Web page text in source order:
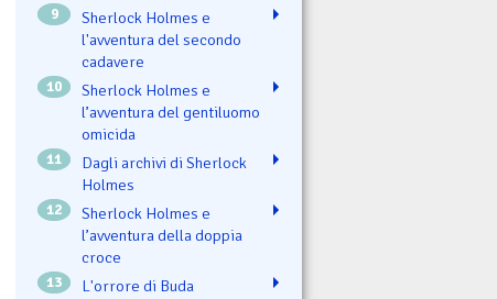
9
Sherlock Holmes e
l'avventura del secondo
cadavere
10
Sherlock Holmes e
l’avventura del gentiluomo
omicida
11
Dagli archivi di Sherlock
Holmes
12
Sherlock Holmes e
l’avventura della doppia
croce
13 L'orrore di Buda